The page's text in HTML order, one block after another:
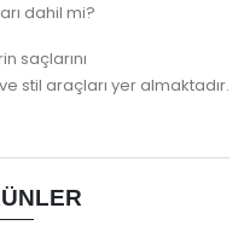
dahil mi?
saçlarını
stil araçları yer almaktadır.